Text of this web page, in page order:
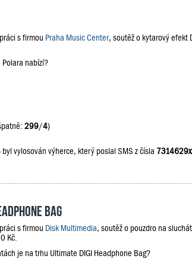
s firmou Praha Music Center, soutěž o kytarový efekt
nabízí?
299/4)
vylosován výherce, který poslal SMS z čísla
Bag
s firmou Disk Multimedia, soutěž o pouzdro na
Kč.
je na trhu Ultimate DIGI Headphone Bag?